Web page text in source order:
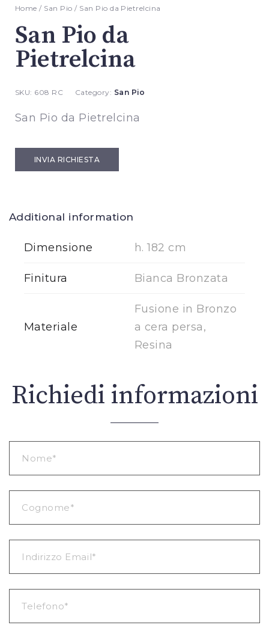
Home / San Pio / San Pio da Pietrelcina
San Pio da
Pietrelcina
SKU: 608 RC Category: San Pio
San Pio da Pietrelcina
INVIA RICHIESTA
Additional information
Dimensione h. 182 cm
Finitura Bianca Bronzata
Materiale
Fusione in Bronzo
a cera persa,
Resina
Richiedi informazioni